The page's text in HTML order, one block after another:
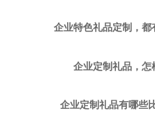
企业特色礼品定制，
企业定制礼品，怎
企业定制礼品有哪些